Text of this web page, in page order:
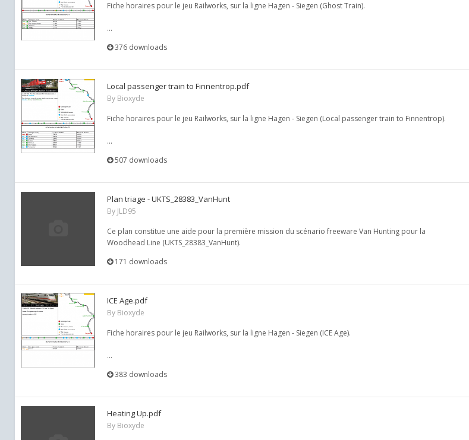
Fiche horaires pour le jeu Railworks, sur la ligne Hagen - Siegen (Ghost Train).
...
376 downloads
Local passenger train to Finnentrop.pdf
By Bioxyde
Fiche horaires pour le jeu Railworks, sur la ligne Hagen - Siegen (Local passenger train to Finnentrop).
...
507 downloads
Plan triage - UKTS_28383_VanHunt
By JLD95
Ce plan constitue une aide pour la première mission du scénario freeware Van Hunting pour la
Woodhead Line (UKTS_28383_VanHunt).
171 downloads
ICE Age.pdf
By Bioxyde
Fiche horaires pour le jeu Railworks, sur la ligne Hagen - Siegen (ICE Age).
...
383 downloads
Heating Up.pdf
By Bioxyde